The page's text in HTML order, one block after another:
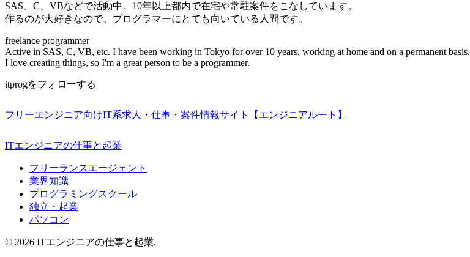
SAS、C、VBなどで活動中。10年以上都内で在宅や常駐案件をこなしています。
作るのが大好きなので、プログラマーにとても向いている人間です。
freelance programmer
Active in SAS, C, VB, etc. I have been working in Tokyo for over 10 years, working at home and on a permanent basis.
I love creating things, so I'm a great person to be a programmer.
itprogをフォローする
フリーエンジニア向けIT系求人・仕事・案件情報サイト【エンジニアルート】
ITエンジニアの仕事と起業
フリーランスエージェント
業界知識
プログラミングスクール
独立・起業
パソコン
© 2026 ITエンジニアの仕事と起業.